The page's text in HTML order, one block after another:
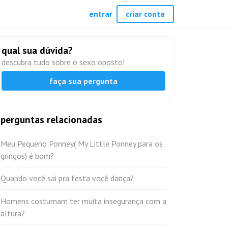
qual sua dúvida?
descubra tudo sobre o sexo oposto!
faça sua pergunta
perguntas relacionadas
Meu Pequeno Ponney( My Little Ponney para os
gringos) é bom?
Quando você sai pra festa você dança?
Homens costumam ter muita insegurança com a
altura?
entrar criar conta